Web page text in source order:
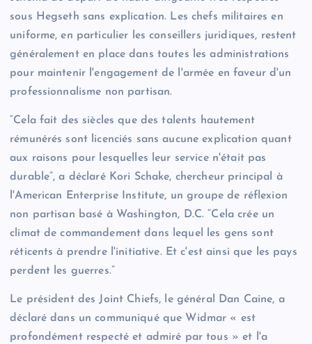
sous Hegseth sans explication. Les chefs militaires en
uniforme, en particulier les conseillers juridiques, restent
généralement en place dans toutes les administrations
pour maintenir l'engagement de l'armée en faveur d'un
professionnalisme non partisan.
“Cela fait des siècles que des talents hautement
rémunérés sont licenciés sans aucune explication quant
aux raisons pour lesquelles leur service n'était pas
durable”, a déclaré Kori Schake, chercheur principal à
l'American Enterprise Institute, un groupe de réflexion
non partisan basé à Washington, D.C. “Cela crée un
climat de commandement dans lequel les gens sont
réticents à prendre l'initiative. Et c'est ainsi que les pays
perdent les guerres.”
Le président des Joint Chiefs, le général Dan Caine, a
déclaré dans un communiqué que Widmar « est
profondément respecté et admiré par tous » et l'a